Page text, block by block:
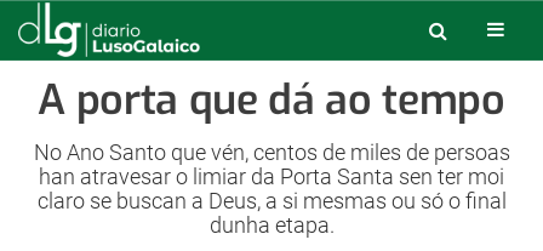
A porta que dá ao tempo
No Ano Santo que vén, centos de miles de persoas
han atravesar o limiar da Porta Santa sen ter moi
claro se buscan a Deus, a si mesmas ou só o final
dunha etapa.